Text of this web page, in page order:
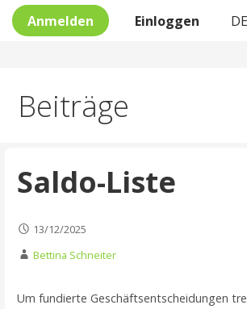
content
Anmelden Einloggen DE
Beiträge
Saldo-Liste
13/12/2025
Bettina Schneiter
Um fundierte Geschäftsentscheidungen